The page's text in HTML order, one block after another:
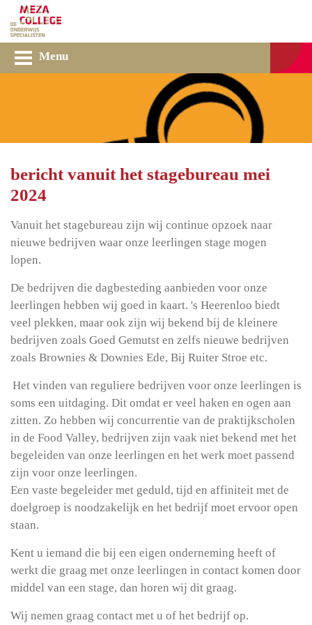
Menu
bericht vanuit het stagebureau mei
2024
Vanuit het stagebureau zijn wij continue opzoek naar
nieuwe bedrijven waar onze leerlingen stage mogen
lopen.
De bedrijven die dagbesteding aanbieden voor onze
leerlingen hebben wij goed in kaart. 's Heerenloo biedt
veel plekken, maar ook zijn wij bekend bij de kleinere
bedrijven zoals Goed Gemutst en zelfs nieuwe bedrijven
zoals Brownies & Downies Ede, Bij Ruiter Stroe etc.
Het vinden van reguliere bedrijven voor onze leerlingen is
soms een uitdaging. Dit omdat er veel haken en ogen aan
zitten. Zo hebben wij concurrentie van de praktijkscholen
in de Food Valley, bedrijven zijn vaak niet bekend met het
begeleiden van onze leerlingen en het werk moet passend
zijn voor onze leerlingen.
Een vaste begeleider met geduld, tijd en affiniteit met de
doelgroep is noodzakelijk en het bedrijf moet ervoor open
staan.
Kent u iemand die bij een eigen onderneming heeft of
werkt die graag met onze leerlingen in contact komen door
middel van een stage, dan horen wij dit graag.
Wij nemen graag contact met u of het bedrijf op.